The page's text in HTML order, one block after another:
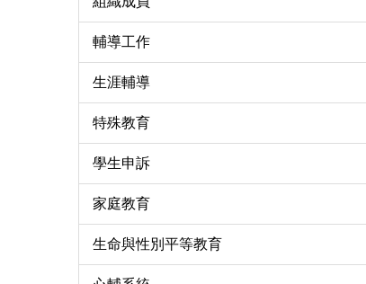
輔導工作
生涯輔導
特殊教育
學生申訴
家庭教育
生命與性別平等教育